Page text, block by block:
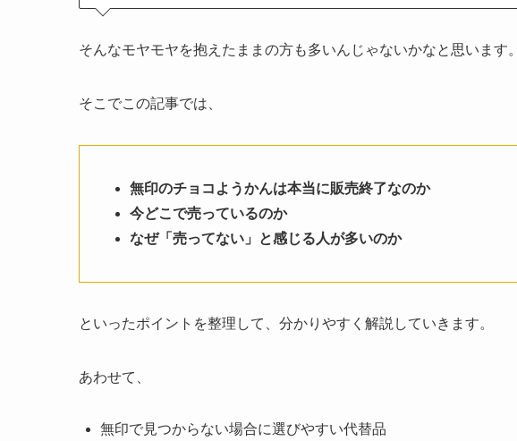
そんなモヤモヤを抱えたままの方も多いんじゃないかなと思います。
そこでこの記事では、
無印のチョコようかんは本当に販売終了なのか
今どこで売っているのか
なぜ「売ってない」と感じる人が多いのか
といったポイントを整理して、分かりやすく解説していきます。
あわせて、
無印で見つからない場合に選びやすい代替品